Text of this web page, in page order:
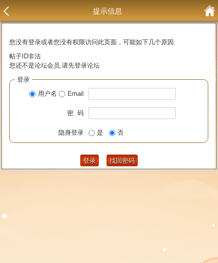
提示信息
您没有登录或者您没有权限访问此页面，可能如下几个原因:
帖子ID非法
您还不是论坛会员,请先登录论坛
登录
用户名
Email
密 码
隐身登录 是 否